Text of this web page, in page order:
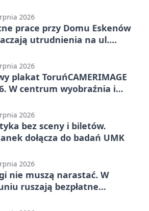
2026
prace przy Domu Eskenów
utrudnienia na ul.
2026
plakat ToruńCAMERIMAGE
W centrum wyobraźnia i
2026
bez sceny i biletów.
dołącza do badań UMK
2026
nie muszą narastać. W
ruszają bezpłatne